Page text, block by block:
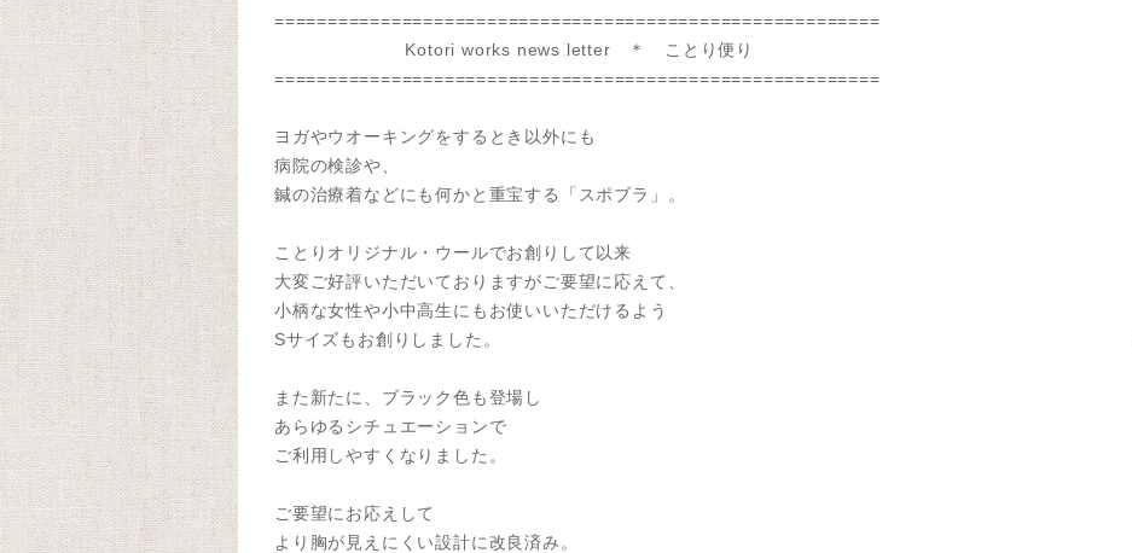
=========================================================
Kotori works news letter ＊ ことり便り
=========================================================
ヨガやウオーキングをするとき以外にも
病院の検診や、
鍼の治療着などにも何かと重宝する「スポブラ」。
ことりオリジナル・ウールでお創りして以来
大変ご好評いただいておりますがご要望に応えて、
小柄な女性や小中高生にもお使いいただけるよう
Sサイズもお創りしました。
また新たに、ブラック色も登場し
あらゆるシチュエーションで
ご利用しやすくなりました。
ご要望にお応えして
より胸が見えにくい設計に改良済み。